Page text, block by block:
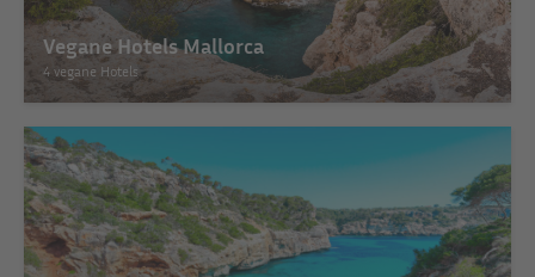
Vegane Hotels Mallorca
4 vegane Hotels